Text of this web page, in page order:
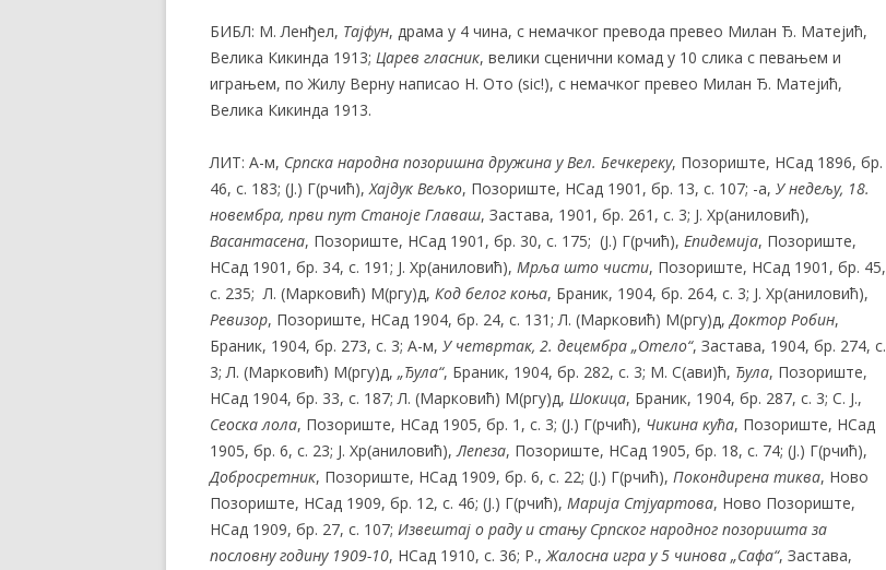
БИБЛ: М. Ленђел, Тајфун, драма у 4 чина, с немачког превода превео Милан Ђ. Матејић,
Велика Кикинда 1913; Царев гласник, велики сценични комад у 10 слика с певањем и
играњем, по Жилу Верну написао Н. Ото (sic!), с немачког превео Милан Ђ. Матејић,
Велика Кикинда 1913.
ЛИТ: А-м, Српска народна позоришна дружина у Вел. Бечкереку, Позориште, НСад 1896, бр.
46, с. 183; (Ј.) Г(рчић),Хајдук Вељко, Позориште, НСад 1901, бр. 13, с. 107; -а, У недељу, 18.
новембра, први пут Станоје Главаш, Застава, 1901, бр. 261, с. 3; Ј. Хр(аниловић),
Васантасена, Позориште, НСад 1901, бр. 30, с. 175; (Ј.) Г(рчић), Епидемија, Позориште,
НСад 1901, бр. 34, с. 191; Ј. Хр(аниловић), Мрља што чисти, Позориште, НСад 1901, бр. 45,
с. 235; Л. (Марковић) М(ргу)д, Код белог коња, Браник, 1904, бр. 264, с. 3; Ј. Хр(аниловић),
Ревизор, Позориште, НСад 1904, бр. 24, с. 131; Л. (Марковић) М(ргу)д,Доктор Робин,
Браник, 1904, бр. 273, с. 3; А-м, У четвртак, 2. децембра „Отело“, Застава, 1904, бр. 274, с.
3; Л. (Марковић) М(ргу)д, „Ђула“, Браник, 1904, бр. 282, с. 3; М. С(ави)ћ, Ђула, Позориште,
НСад 1904, бр. 33, с. 187; Л. (Марковић) М(ргу)д, Шокица, Браник, 1904, бр. 287, с. 3; С. Ј.,
Сеоска лола, Позориште, НСад 1905, бр. 1, с. 3; (Ј.) Г(рчић), Чикина кућа, Позориште, НСад
1905, бр. 6, с. 23; Ј. Хр(аниловић),Лепеза, Позориште, НСад 1905, бр. 18, с. 74; (Ј.) Г(рчић),
Добросретник, Позориште, НСад 1909, бр. 6, с. 22; (Ј.) Г(рчић), Покондирена тиква, Ново
Позориште, НСад 1909, бр. 12, с. 46; (Ј.) Г(рчић), Марија Стјуартова, Ново Позориште,
НСад 1909, бр. 27, с. 107; Извештај о раду и стању Српског народног позоришта за
пословну годину 1909-10, НСад 1910, с. 36; Р.,Жалосна игра у 5 чинова „Сафа“, Застава,